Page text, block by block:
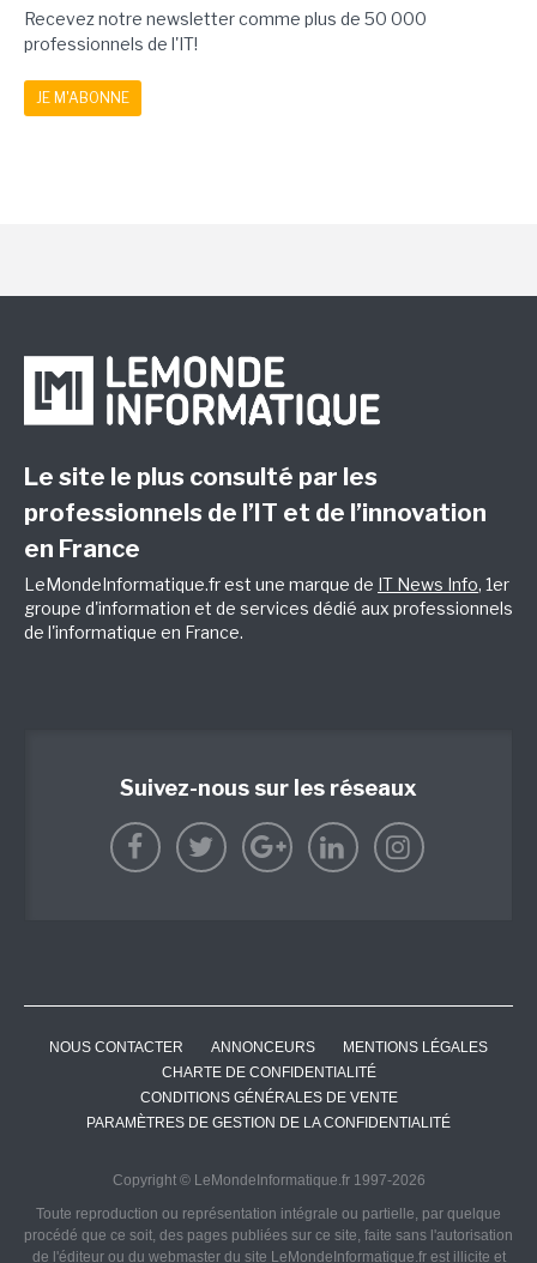
Recevez notre newsletter comme plus de 50 000
professionnels de l'IT!
JE M'ABONNE
Le site le plus consulté par les
professionnels de l’IT et de l’innovation
en France
LeMondeInformatique.fr est une marque de IT News Info, 1er
groupe d'information et de services dédié aux professionnels
de l'informatique en France.
Suivez-nous sur les réseaux
NOUS CONTACTER ANNONCEURS
MENTIONS LÉGALES
CHARTE DE CONFIDENTIALITÉ
CONDITIONS GÉNÉRALES DE VENTE
PARAMÈTRES DE GESTION DE LA CONFIDENTIALITÉ
Copyright © LeMondeInformatique.fr 1997-2026
Toute reproduction ou représentation intégrale ou partielle, par quelque
procédé que ce soit, des pages publiées sur ce site, faite sans l'autorisation
de l'éditeur ou du webmaster du site LeMondeInformatique.fr est illicite et